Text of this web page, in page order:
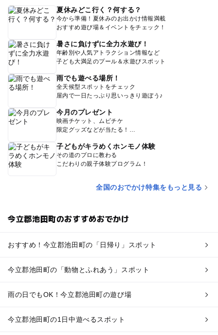
夏休みどこ行く？何する？
今から準備！夏休みのお出かけ情報満載
おすすめ遊び場＆イベントをチェック！
暑さに負けずに全力水遊び！
年齢別や人気アトラクション情報など
子ども大満足のプール＆水遊びスポット
雨でも遊べる場所！
全天候型スポットをチェック
屋内で一日たっぷり思いっきり遊ぼう♪
今月のプレゼント
映画チケット、ムビチケ
限定グッズなどが当たる！
子どもがキラめくホンモノ体験
その道のプロに教わる
こだわりの親子体験プログラム！
全国のおでかけ特集をもっと見る
今立郡池田町のおすすめおでかけ
おすすめ！今立郡池田町の「日帰り」スポット
今立郡池田町の「動物とふれあう」スポット
雨の日でもOK！今立郡池田町の遊び場
今立郡池田町の1日中遊べるスポット